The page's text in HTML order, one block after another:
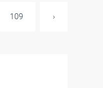
109 ›